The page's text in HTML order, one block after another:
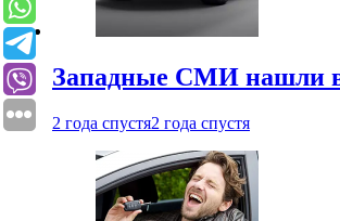
Западные СМИ нашли в
2 года спустя2 года спустя